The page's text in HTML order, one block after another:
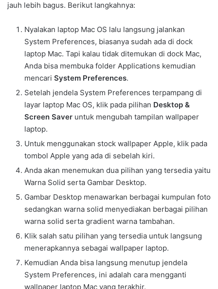
jauh lebih bagus. Berikut langkahnya:
Nyalakan laptop Mac OS lalu langsung jalankan
System Preferences, biasanya sudah ada di dock
laptop Mac. Tapi kalau tidak ditemukan di dock Mac,
Anda bisa membuka folder Applications kemudian
mencari System Preferences.
Setelah jendela System Preferences terpampang di
layar laptop Mac OS, klik pada pilihan Desktop &
Screen Saver untuk mengubah tampilan wallpaper
laptop.
Untuk menggunakan stock wallpaper Apple, klik pada
tombol Apple yang ada di sebelah kiri.
Anda akan menemukan dua pilihan yang tersedia yaitu
Warna Solid serta Gambar Desktop.
Gambar Desktop menawarkan berbagai kumpulan foto
sedangkan warna solid menyediakan berbagai pilihan
warna solid serta gradient warna tambahan.
Klik salah satu pilihan yang tersedia untuk langsung
menerapkannya sebagai wallpaper laptop.
Kemudian Anda bisa langsung menutup jendela
System Preferences, ini adalah cara mengganti
wallpaper laptop Mac yang terakhir.